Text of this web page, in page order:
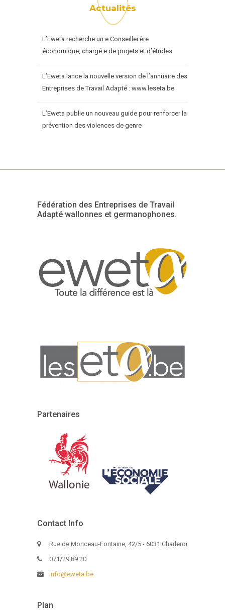
Actualités
L’Eweta recherche un.e Conseiller.ère
économique, chargé.e de projets et d’études
L’Eweta lance la nouvelle version de l’annuaire des
Entreprises de Travail Adapté : www.leseta.be
L’Eweta publie un nouveau guide pour renforcer la
prévention des violences de genre
Fédération des Entreprises de Travail
Adapté wallonnes et germanophones.
Partenaires
Contact Info
Rue de Monceau-Fontaine, 42/5 - 6031 Charleroi
071/29.89.20
info@eweta.be
Plan